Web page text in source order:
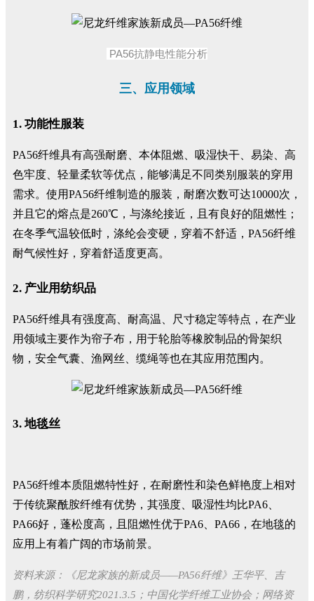
PA56抗静电性能分析
三、应用领域
1. 功能性服装
PA56纤维具有高强耐磨、本体阻燃、吸湿快干、易染、高
色牢度、轻量柔软等优点，能够满足不同类别服装的穿用
需求。使用PA56纤维制造的服装，耐磨次数可达10000次，
并且它的熔点是260℃，与涤纶接近，且有良好的阻燃性；
在冬季气温较低时，涤纶会变硬，穿着不舒适，PA56纤维
耐气候性好，穿着舒适度更高。
2. 产业用纺织品
PA56纤维具有强度高、耐高温、尺寸稳定等特点，在产业
用领域主要作为帘子布，用于轮胎等橡胶制品的骨架织
物，安全气囊、渔网丝、缆绳等也在其应用范围内。
3. 地毯丝
PA56纤维本质阻燃特性好，在耐磨性和染色鲜艳度上相对
于传统聚酰胺纤维有优势，其强度、吸湿性均比PA6、
PA66好，蓬松度高，且阻燃性优于PA6、PA66，在地毯的
应用上有着广阔的市场前景。
资料来源：《尼龙家族的新成员——PA56纤维》王华平、吉
鹏， 纺织科学研究2021.3.5；中国化学纤维工业协会；网络资